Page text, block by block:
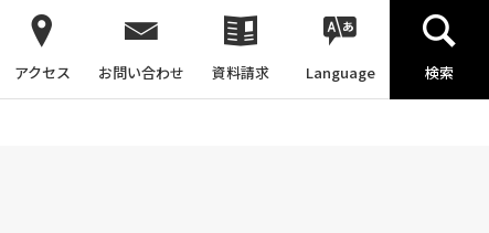
アクセス お問い合わせ 資料請求 Language 検索